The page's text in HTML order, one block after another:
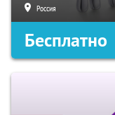
Россия
Бесплатно